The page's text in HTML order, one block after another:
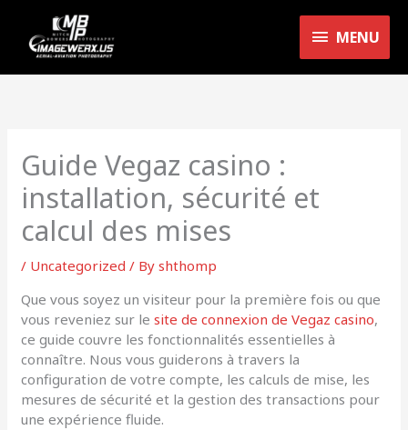
content
MENU
MENU
Guide Vegaz casino :
installation, sécurité et
calcul des mises
/ Uncategorized / Byshthomp
Que vous soyez un visiteur pour la première fois ou que
vous reveniez sur lesite de connexion de Vegaz casino,
ce guide couvre les fonctionnalités essentielles à
connaître. Nous vous guiderons à travers la
configuration de votre compte, les calculs de mise, les
mesures de sécurité et la gestion des transactions pour
une expérience fluide.